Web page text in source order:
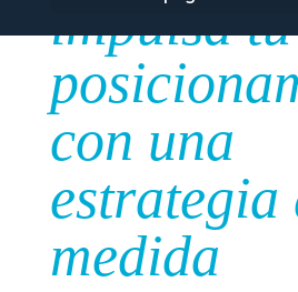
impulsa tu
con una
estrategia
medida